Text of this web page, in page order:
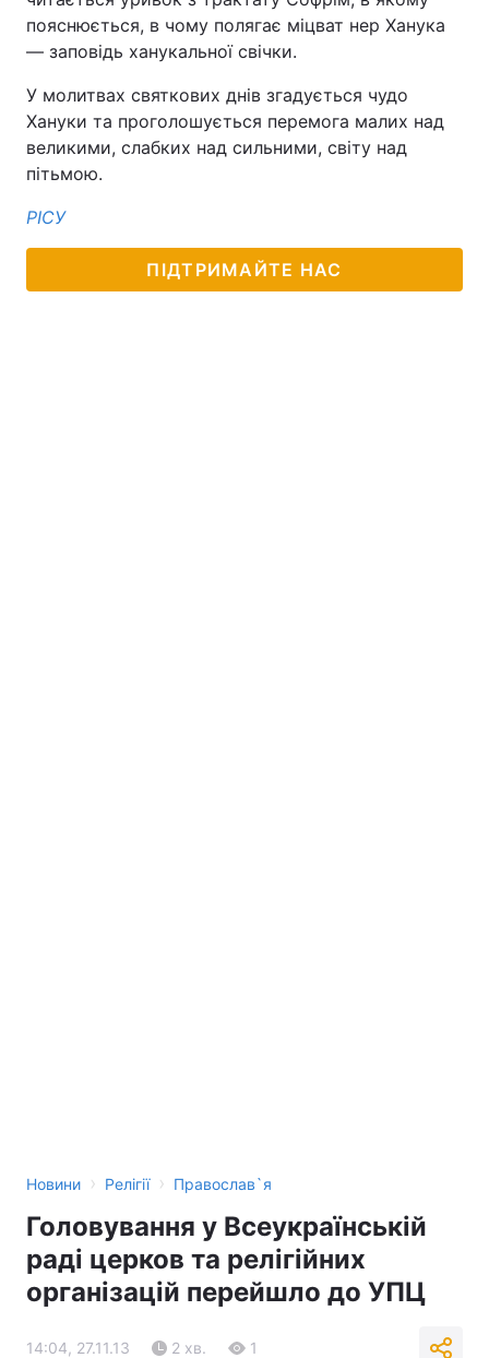
пояснюється, в чому полягає міцват нер Ханука
— заповідь ханукальної свічки.
У молитвах святкових днів згадується чудо
Хануки та проголошується перемога малих над
великими, слабких над сильними, світу над
пітьмою.
РІСУ
ПІДТРИМАЙТЕ НАС
Новини › Релігії › Православ`я
Головування у Всеукраїнській
раді церков та релігійних
організацій перейшло до УПЦ
14:04, 27.11.13 2 хв. 1